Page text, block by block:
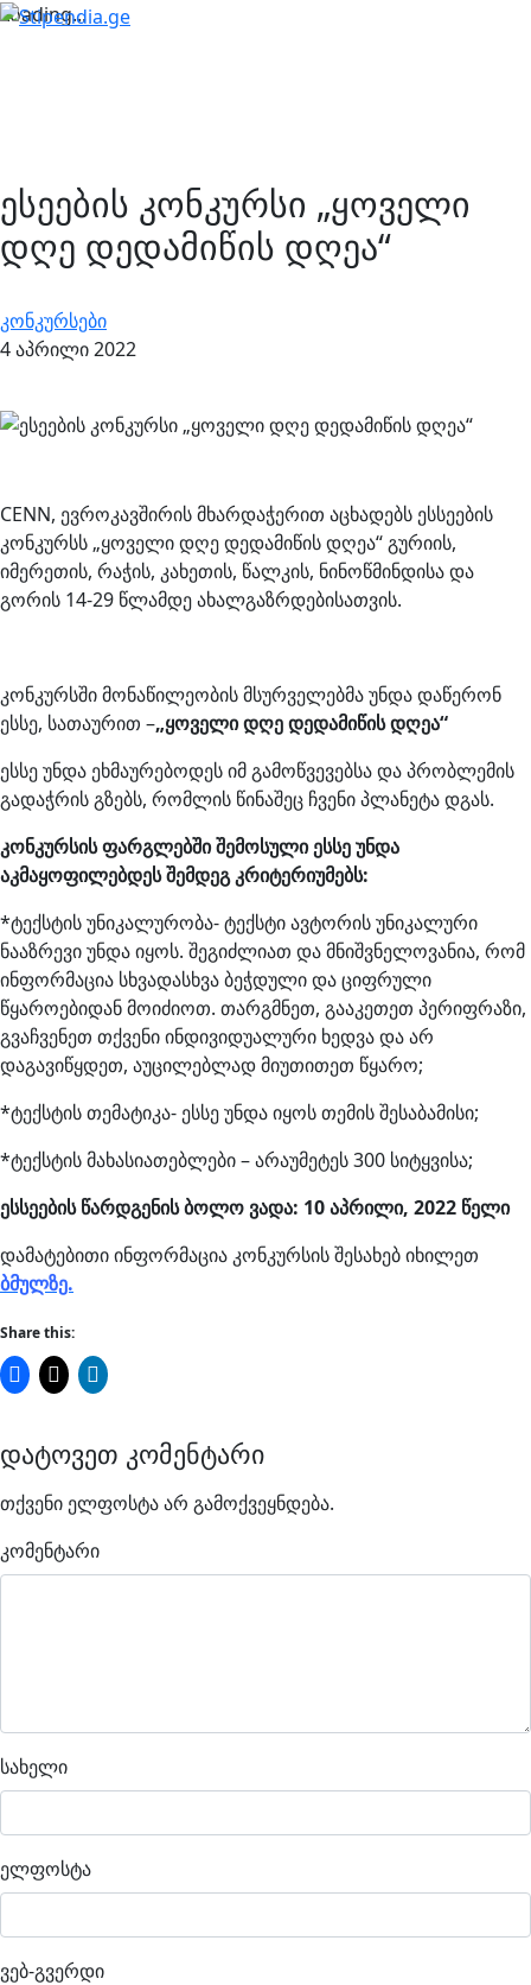
Loading...
ესეების კონკურსი „ყოველი
დღე დედამიწის დღეა“
კონკურსები
4 აპრილი 2022
CENN, ევროკავშირის მხარდაჭერით აცხადებს ესსეების
კონკურსს „ყოველი დღე დედამიწის დღეა“ გურიის,
იმერეთის, რაჭის, კახეთის, წალკის, ნინოწმინდისა და
გორის 14-29 წლამდე ახალგაზრდებისათვის.
კონკურსში მონაწილეობის მსურველებმა უნდა დაწერონ
ესსე, სათაურით –„ყოველი დღე დედამიწის დღეა“
ესსე უნდა ეხმაურებოდეს იმ გამოწვევებსა და პრობლემის
გადაჭრის გზებს, რომლის წინაშეც ჩვენი პლანეტა დგას.
კონკურსის ფარგლებში შემოსული ესსე უნდა
აკმაყოფილებდეს შემდეგ კრიტერიუმებს:
*ტექსტის უნიკალურობა- ტექსტი ავტორის უნიკალური
ნააზრევი უნდა იყოს. შეგიძლიათ და მნიშვნელოვანია, რომ
ინფორმაცია სხვადასხვა ბეჭდული და ციფრული
წყაროებიდან მოიძიოთ. თარგმნეთ, გააკეთეთ პერიფრაზი,
გვაჩვენეთ თქვენი ინდივიდუალური ხედვა და არ
დაგავიწყდეთ, აუცილებლად მიუთითეთ წყარო;
*ტექსტის თემატიკა- ესსე უნდა იყოს თემის შესაბამისი;
*ტექსტის მახასიათებლები – არაუმეტეს 300 სიტყვისა;
ესსეების წარდგენის ბოლო ვადა: 10 აპრილი, 2022 წელი
დამატებითი ინფორმაცია კონკურსის შესახებ იხილეთ
ბმულზე.
Share this:
დატოვეთ კომენტარი
თქვენი ელფოსტა არ გამოქვეყნდება.
კომენტარი
სახელი
ელფოსტა
ვებ-გვერდი